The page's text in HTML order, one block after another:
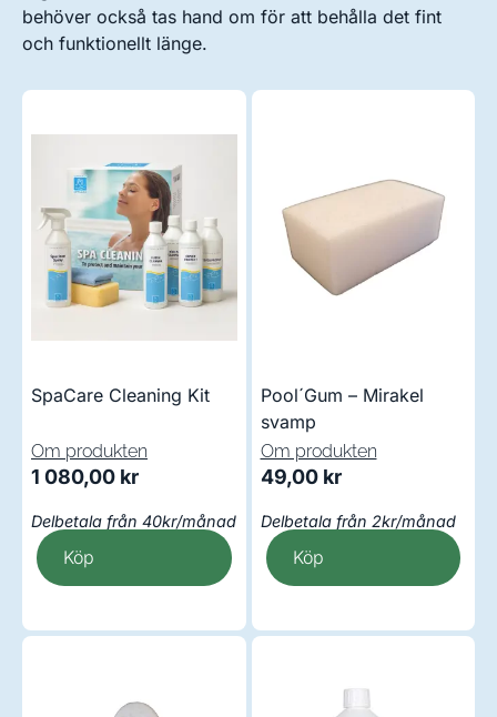
behöver också tas hand om för att behålla det fint
och funktionellt länge.
SpaCare Cleaning Kit
Om produkten
1 080,00 kr
Delbetala från 40kr/månad
Köp
Pool´Gum – Mirakel
svamp
Om produkten
49,00 kr
Delbetala från 2kr/månad
Köp